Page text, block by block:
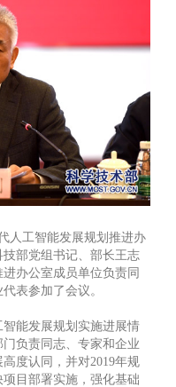
人工智能发展规划推进办
部党组书记、部长王志
办公室成员单位负责同
表参加了会议。
能发展规划实施进展情
负责同志、专家和企业
度认同，并对2019年规
目部署实施，强化基础